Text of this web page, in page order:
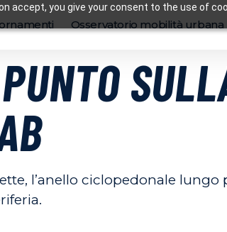
accept, you give your consent to the use of
Osservatorio mobilità urbana
l’anello ciclopedonale